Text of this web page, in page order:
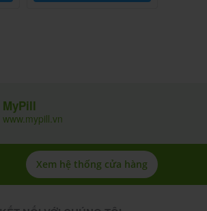
MyPill
www.mypill.vn
Xem hệ thống cửa hàng